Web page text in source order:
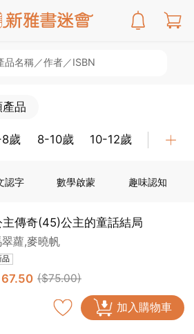
品名稱／作者／ISBN
品
歲 8-10歲 10-12歲 教具
認字 數學啟蒙 趣味認知
主傳奇(45)公主的童話結局
翠蘿,麥曉帆
品
($75.00)
加入購物車